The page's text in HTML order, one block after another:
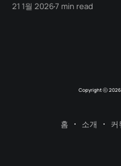
는 거대한 산업 도시였습
21 1월 20267 min read
Copyright ⓒ
홈 소개 커